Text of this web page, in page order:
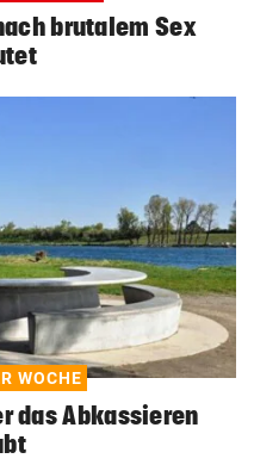
brutalem Sex
WOCHE
das Abkassieren